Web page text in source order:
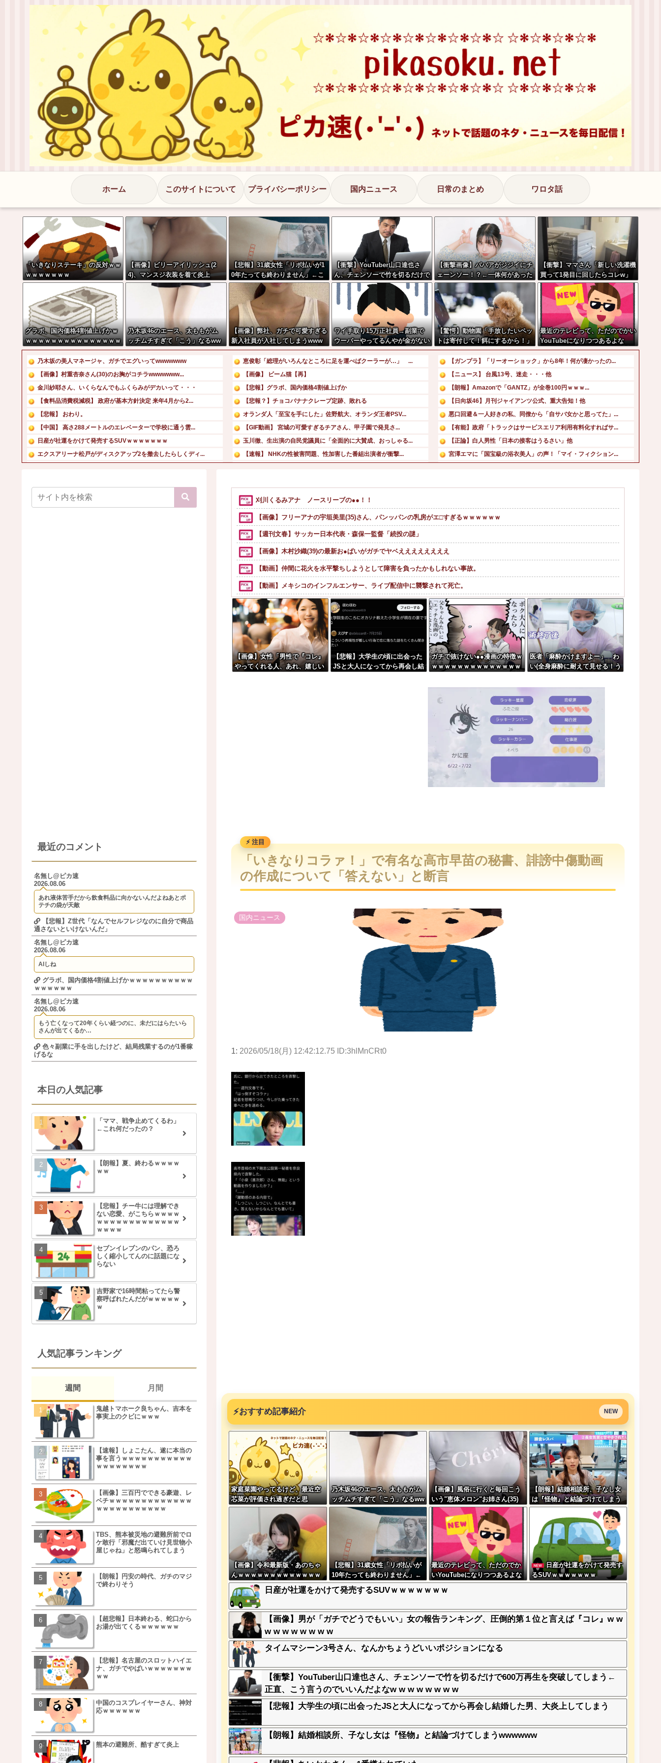
ホーム このサイトについて プライバシーポリシー 国内ニュース 日常のまとめ ワロタ話
「いきなりステーキ」の反対ｗｗ
ｗｗｗｗｗｗｗ
【画像】ビリーアイリッシュ(2
4)、マンスジ衣装を着て炎上
【悲報】31歳女性「リボ払いが1
0年たっても終わりません」←こ
れw w w w w w w
【衝撃】YouTuber山口達也さ
ん、チェンソーで竹を切るだけで
600万再生を突破してしまう←正
直、こう言うのでいいんだよなw
w w w w w w w
【衝撃画像】ババアがジジイにチ
ェーンソー！？←一体何があった
んやコレw w w w w w w w w
【衝撃】ママさん「新しい洗濯機
買って1発目に回したらコレw」
グラボ、国内価格4割値上げかｗ
ｗｗｗｗｗｗｗｗｗｗｗｗｗｗｗ
乃木坂46のエース、太ももがム
ッチムチすぎて「こう」なるww
w
【画像】弊社、ガチで可愛すぎる
新入社員が入社してしまうwww
w
ワイ手取り15万正社員→副業で
ウーバーやってるんやが金がない
【驚愕】動物園「手放したいペッ
トは寄付して！餌にするから！」
←これってどうなん？w w w w
w w w w w w
最近のテレビって、ただのでかい
YouTubeになりつつあるよな
乃木坂の美人マネージャ、ガチでエグいってwwwwwww
【画像】村重杏奈さん(30)のお胸がコチラwwwwwww...
金川紗耶さん、いくらなんでもふくらみがデカいって・・・
【食料品消費税減税】 政府が基本方針決定 来年4月から2...
【悲報】 おわり。
【中国】 高さ288メートルのエレベーターで学校に通う雲...
日産が社運をかけて発売するSUVｗｗｗｗｗｗｗ
エクスアリーナ松戸がディスクアップ2を撤去したらしくディ...
【画像】現役女子大生のお天気リポーターの白ビキニ姿！
【画像】元アイドルのピュア美少女がマイクロビキニ姿で大胆...
恵俊彰「総理がいろんなところに足を運べばクーラーが…」 ...
【画像】 ビーム猫【再】
【悲報】グラボ、国内価格4割値上げか
【悲報？】チョコバナナクレープ定跡、敗れる
オランダ人「至宝を手にした」佐野航大、オランダ王者PSV...
【GIF動画】 宮城の可愛すぎるチアさん、甲子園で発見さ...
玉川徹、生出演の自民党議員に「全面的に大賛成、おっしゃる...
【速報】 NHKの性被害問題、性加害した番組出演者が衝撃...
ChatGPTに聞いた10年後の18期
Spotify最近入れたんだけどこんなに無料で曲聴けると...
【ガンプラ】「リーオーショック」から8年！何が凄かったの...
【ニュース】 台風13号、迷走・・・他
【朗報】Amazonで「GANTZ」が全巻100円ｗｗｗ...
【日向坂46】月刊ジャイアンツ公式、重大告知！他
悪口回避＆一人好きの私、同僚から「自サバ女かと思ってた」...
【有能】政府「トラックはサービスエリア利用有料化すればサ...
【正論】白人男性「日本の接客はうるさい」他
宮澤エマに「国宝級の浴衣美人」の声！「マイ・フィクション...
スーパーカブってもう完全にビジネスバイクとしての役目を終...
【画像】仙台育英のマネージャーwwwwwwwwwwwww...
刈川くるみアナ ノースリーブの●●！！
【画像】フリーアナの宇垣美里(35)さん、パンッパンの乳房がエ□すぎるｗｗｗｗｗｗ
【週刊文春】サッカー日本代表・森保一監督「続投の謎」
【画像】木村沙織(39)の最新お●ぱいがガチでヤベええええええええ
【動画】仲間に花火を水平撃ちしようとして障害を負ったかもしれない事故。
【動画】メキシコのインフルエンサー、ライブ配信中に襲撃されて死亡。
【動画】名古屋栄で不良外人が警察官を突き飛ばす。逮捕しろやｗｗｗ
F1ハンガリーGPのアストンマーチンの改善にパパストロール興奮「工場の男子＆女子の努力のおかげ」
ジャングリア沖縄、イマーシブフォート東京の二の舞になりそうｗｗｗｗｗｗ
「いきなりステーキ」の反対ｗｗｗｗｗｗｗｗｗ
家庭菜園やってるけど、最近空芯菜が評価され過ぎだと思う！！！！！
【悲報】Z世代「なんでセルフレジなのに自分で商品通さないといけないんだ」
【画像】弊社、ガチで可愛すぎる新入社員が入社してしまうwwww
【速報】へずまりゅうさん、完全に聖人の顔へ←これw w w w w w w w
【画像】女性「男性で『コレ』
やってくれる人、あれ、嬉しい
【悲報】大学生の頃に出会った
JSと大人になってから再会し結
ガチで抜けない●●漫画の特徴ｗ
ｗｗｗｗｗｗｗｗｗｗｗｗｗｗ
医者「麻酔かけますよー」 わ
い(全身麻酔に耐えて見せる！う
e
「いきなりコラァ！」で有名な高市早苗の秘書、誹謗中傷動画
の作成について「答えない」と断言
国内ニュース
1: 2026/05/18(月) 12:42:12.75 ID:3hlMnCRt0
⚡おすすめ記事紹介 NEW
家庭菜園やってるけど、最近空
芯菜が評価され過ぎだと思
う！！！！！
乃木坂46のエース、太ももがム
ッチムチすぎて「こう」なるww
w
【画像】風俗に行くと毎回こう
いう"恵体メロン"お姉さん(35)
を指名してしまうんやが・・・
【朗報】結婚相談所、子なし女
は『怪物』と結論づけてしまう
wwwwww
【画像】令和最新版・あのちゃ
んｗｗｗｗｗｗｗｗｗｗｗｗｗ
ｗ
【悲報】31歳女性「リボ払いが
10年たっても終わりません」←
これw w w w w w w
最近のテレビって、ただのでか
いYouTubeになりつつあるよな
NEW
日産が社運をかけて発売す
るSUVｗｗｗｗｗｗｗ
日産が社運をかけて発売するSUVｗｗｗｗｗｗｗ
【画像】男が「ガチでどうでもいい」女の報告ランキング、圧倒的第１位と言えば『コレ』w w
w w w w w w w w
タイムマシーン3号さん、なんかちょうどいいポジションになる
【衝撃】YouTuber山口達也さん、チェンソーで竹を切るだけで600万再生を突破してしまう←
正直、こう言うのでいいんだよなw w w w w w w w
【悲報】大学生の頃に出会ったJSと大人になってから再会し結婚した男、大炎上してしまう
【朗報】結婚相談所、子なし女は『怪物』と結論づけてしまうwwwwww
最近のコメント
名無し@ピカ速
2026.08.06
あれ液体苦手だから飲食料品に向かないんだよねあとポ
テチの袋が天敵
【悲報】Z世代「なんでセルフレジなのに自分で商品
通さないといけないんだ」
名無し@ピカ速
2026.08.06
AIしね
グラボ、国内価格4割値上げかｗｗｗｗｗｗｗｗｗｗ
ｗｗｗｗｗｗ
名無し@ピカ速
2026.08.06
もう亡くなって20年くらい経つのに、未だにはらたいら
さんが出てくるか…
色々副業に手を出したけど、結局残業するのが1番稼
げるな
本日の人気記事
「ママ、戦争止めてくるわ」
←これ何だったの？
【朗報】夏、終わるｗｗｗｗ
ｗｗ
【悲報】チー牛には理解でき
ない恋愛、がこちらｗｗｗｗ
ｗｗｗｗｗｗｗｗｗｗｗｗｗ
ｗｗｗｗ
セブンイレブンのパン、恐ろ
しく縮小してんのに話題にな
らない
吉野家で16時間粘ってたら警
察呼ばれたんだがｗｗｗｗｗ
ｗ
人気記事ランキング
週間
鬼越トマホーク良ちゃん、吉本を
事実上のクビにｗｗｗ
【速報】しょこたん、遂に本当の
事を言うｗｗｗｗｗｗｗｗｗｗｗ
ｗｗｗｗｗｗｗｗ
【画像】三百円でできる豪遊、レ
ベチｗｗｗｗｗｗｗｗｗｗｗｗｗ
ｗｗｗｗｗｗｗｗｗｗｗ
TBS、熊本被災地の避難所前でロ
ケ敢行「邪魔だ出ていけ見世物小
屋じゃね」と怒鳴られてしまう
【朗報】円安の時代、ガチのマジ
で終わりそう
【超悲報】日本終わる、蛇口から
お湯が出てくるｗｗｗｗｗｗ
【悲報】名古屋のスロットハイエ
ナ、ガチでやばいｗｗｗｗｗｗｗ
ｗｗ
中国のコスプレイヤーさん、神対
応ｗｗｗｗｗｗ
熊本の避難所、酷すぎて炎上
月間
松本若菜(42歳)とかいう突然現れ
た美人おばさん女優ｗｗｗｗｗｗ
鬼越トマホーク良ちゃん、吉本を
事実上のクビにｗｗｗ
【画像】キモいオジサンが着てる
服一覧がこちらｗｗｗｗｗｗｗｗ
ｗ
【速報】しょこたん、遂に本当の
事を言うｗｗｗｗｗｗｗｗｗｗｗ
ｗｗｗｗｗｗｗｗ
【朗報】NOギルティ炭酸、登場
【画像】例の梨を5000個失った農
家さん、少し流れが変わってくる
【悲報】日本、ついに駅そばの値
段が限界突破ｗｗｗｗｗｗｗｗｗ
【悲報】すき家、炎上ｗｗｗｗｗ
ｗｗｗｗｗｗｗｗｗｗｗｗｗｗｗ
【画像】三百円でできる豪遊、レ
ベチｗｗｗｗｗｗｗｗｗｗｗｗｗ